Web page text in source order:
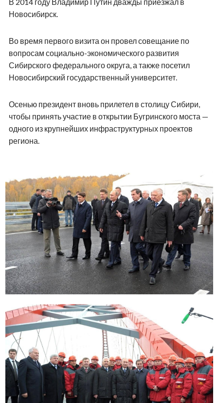
Новосибирск.
Во время первого визита он провел совещание по
вопросам социально-экономического развития
Сибирского федерального округа, а также посетил
Новосибирский государственный университет.
Осенью президент вновь прилетел в столицу Сибири,
чтобы принять участие в открытии Бугринского моста —
одного из крупнейших инфраструктурных проектов
региона.